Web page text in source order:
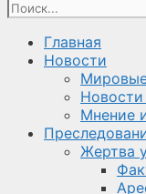
Главная
Новости
Мнение
Жертва